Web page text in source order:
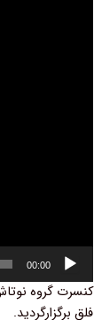
00:00
کنسرت گروه
فلق برگزارگردید.